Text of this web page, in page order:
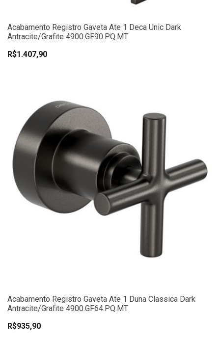
Acabamento Registro Gaveta Ate 1 Deca Unic Dark
Antracite/Grafite 4900.GF90.PQ.MT
R$1.407,90
Acabamento Registro Gaveta Ate 1 Duna Classica Dark
Antracite/Grafite 4900.GF64.PQ.MT
R$935,90